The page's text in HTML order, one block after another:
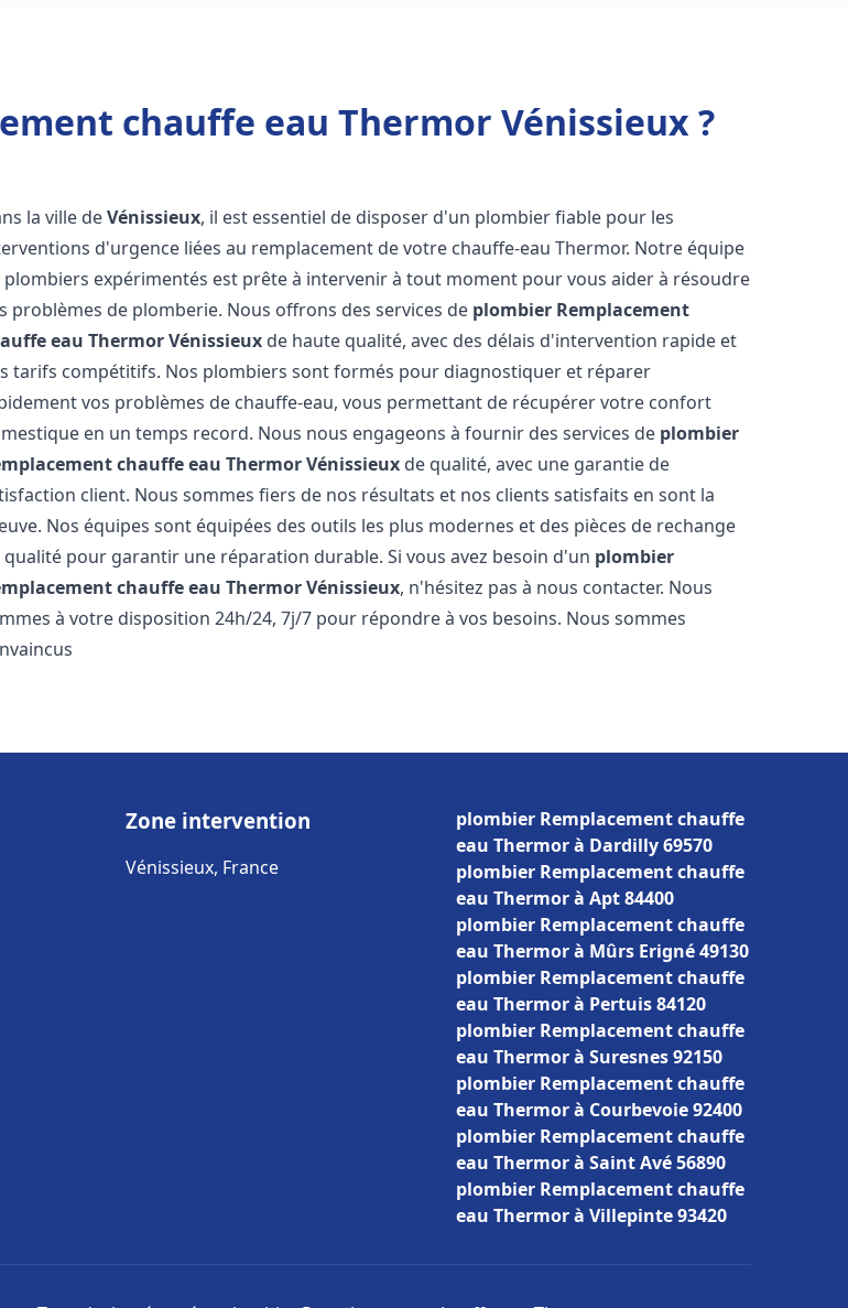
chauffe eau Thermor Vénissieux ?
la ville deVénissieux, il est essentiel de disposer d'un plombier fiable pour les
d'urgence liées au remplacement de votre chauffe-eau Thermor. Notre équipe
plombiers expérimentés est prête à intervenir à tout moment pour vous aider à résoudre
problèmes de plomberie. Nous offrons des services de plombier Remplacement
eau ThermorVénissieux de haute qualité, avec des délais d'intervention rapide et
tarifs compétitifs. Nos plombiers sont formés pour diagnostiquer et réparer
vos problèmes de chauffe-eau, vous permettant de récupérer votre confort
en un temps record. Nous nous engageons à fournir des services de plombier
chauffe eau ThermorVénissieux de qualité, avec une garantie de
client. Nous sommes fiers de nos résultats et nos clients satisfaits en sont la
Nos équipes sont équipées des outils les plus modernes et des pièces de rechange
qualité pour garantir une réparation durable. Si vous avez besoin d'un plombier
chauffe eau ThermorVénissieux, n'hésitez pas à nous contacter. Nous
à votre disposition 24h/24, 7j/7 pour répondre à vos besoins. Nous sommes
Zone intervention
Vénissieux, France
plombier Remplacement chauffe
eau Thermor à Dardilly 69570
plombier Remplacement chauffe
eau Thermor à Apt 84400
plombier Remplacement chauffe
eau Thermor à Mûrs Erigné 49130
plombier Remplacement chauffe
eau Thermor à Pertuis 84120
plombier Remplacement chauffe
eau Thermor à Suresnes 92150
plombier Remplacement chauffe
eau Thermor à Courbevoie 92400
plombier Remplacement chauffe
eau Thermor à Saint Avé 56890
plombier Remplacement chauffe
eau Thermor à Villepinte 93420